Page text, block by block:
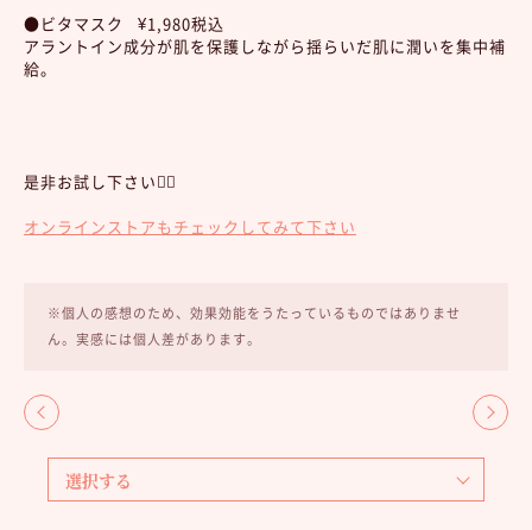
●ビタマスク ¥1,980税込
アラントイン成分が肌を保護しながら揺らいだ肌に潤いを集中補
給。
是非お試し下さい💁‍♀️
オンラインストアもチェックしてみて下さい
※個人の感想のため、効果効能をうたっているものではありませ
ん。実感には個人差があります。